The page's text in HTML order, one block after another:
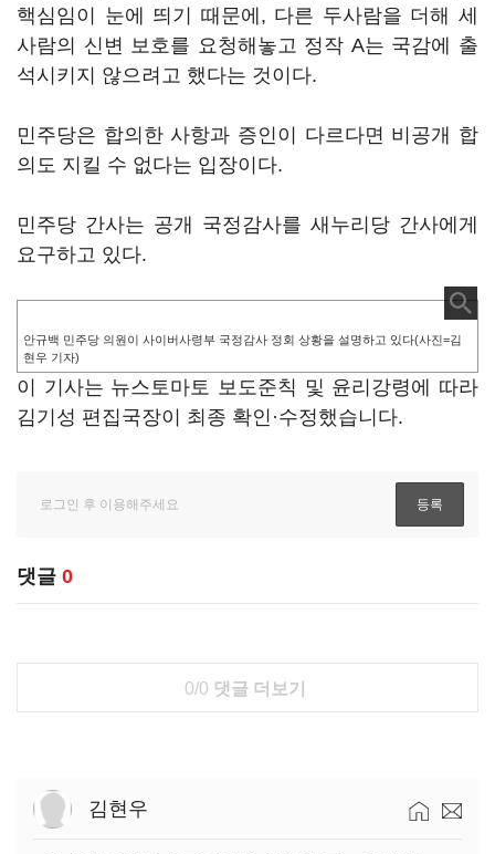
핵심임이 눈에 띄기 때문에, 다른 두사람을 더해 세
사람의 신변 보호를 요청해놓고 정작 A는 국감에 출
석시키지 않으려고 했다는 것이다.
민주당은 합의한 사항과 증인이 다르다면 비공개 합
의도 지킬 수 없다는 입장이다.
민주당 간사는 공개 국정감사를 새누리당 간사에게
요구하고 있다.
안규백 민주당 의원이 사이버사령부 국정감사 정회 상황을 설명하고 있다(사진=김
현우 기자)
이 기사는 뉴스토마토 보도준칙 및 윤리강령에 따라
김기성 편집국장이 최종 확인·수정했습니다.
댓글 0
0/0 댓글 더보기
김현우